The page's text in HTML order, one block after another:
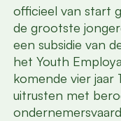
officieel van start
de grootste
een subsidie van
het Youth
komende vier jaar
uitrusten met